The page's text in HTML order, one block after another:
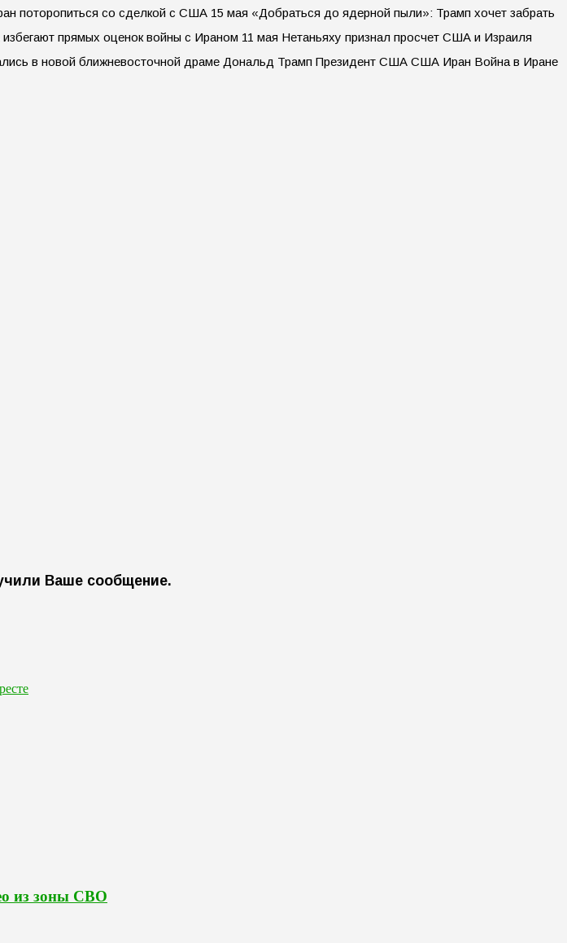
поторопиться со сделкой с США 15 мая «Добраться до ядерной пыли»: Трамп хочет забрать
прямых оценок войны с Ираном 11 мая Нетаньяху признал просчет США и Израиля
в новой ближневосточной драме Дональд Трамп Президент США США Иран Война в Иране
Ваше сообщение.
из зоны СВО